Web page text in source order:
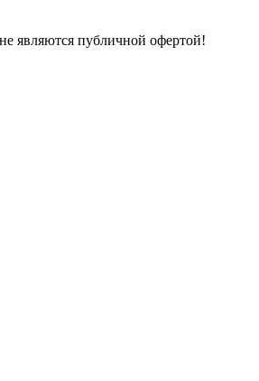
являются публичной офертой!